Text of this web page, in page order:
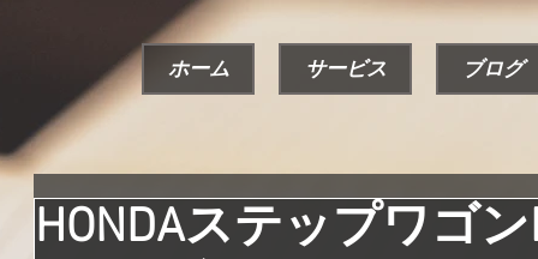
ホーム サービス ブログ
HONDAステップワゴ